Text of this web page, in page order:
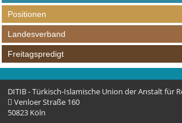
Positionen
Landesverband
Freitagspredigt
DITIB - Türkisch-Islamische Union der Anstalt für
Venloer Straße 160
50823 Köln